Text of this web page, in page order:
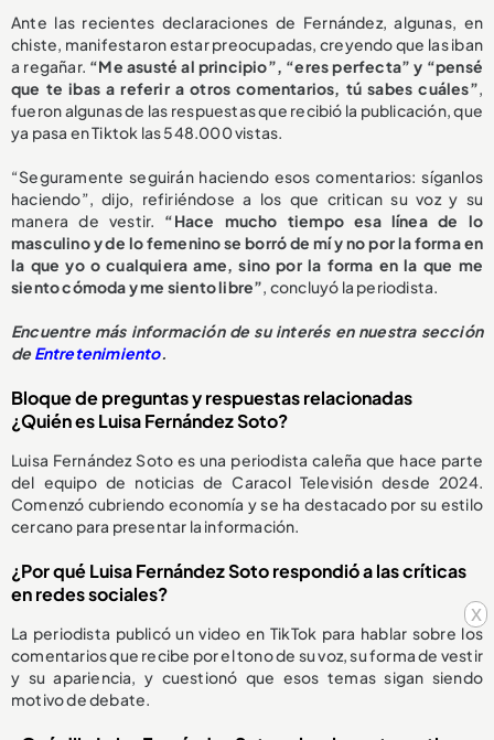
x
Ante las recientes declaraciones de Fernández, algunas, en
chiste, manifestaron estar preocupadas, creyendo que las iban
a regañar. “Me asusté al principio”, “eres perfecta” y “pensé
que te ibas a referir a otros comentarios, tú sabes cuáles”,
fueron algunas de las respuestas que recibió la publicación, que
ya pasa en Tiktok las 548.000 vistas.
“Seguramente seguirán haciendo esos comentarios: síganlos
haciendo”, dijo, refiriéndose a los que critican su voz y su
manera de vestir. “Hace mucho tiempo esa línea de lo
masculino y de lo femenino se borró de mí y no por la forma en
la que yo o cualquiera ame, sino por la forma en la que me
siento cómoda y me siento libre”, concluyó la periodista.
Encuentre más información de su interés en nuestra sección
deEntretenimiento.
Bloque de preguntas y respuestas relacionadas
¿Quién es Luisa Fernández Soto?
Luisa Fernández Soto es una periodista caleña que hace parte
del equipo de noticias de Caracol Televisión desde 2024.
Comenzó cubriendo economía y se ha destacado por su estilo
cercano para presentar la información.
¿Por qué Luisa Fernández Soto respondió a las críticas
en redes sociales?
La periodista publicó un video en TikTok para hablar sobre los
comentarios que recibe por el tono de su voz, su forma de vestir
y su apariencia, y cuestionó que esos temas sigan siendo
motivo de debate.